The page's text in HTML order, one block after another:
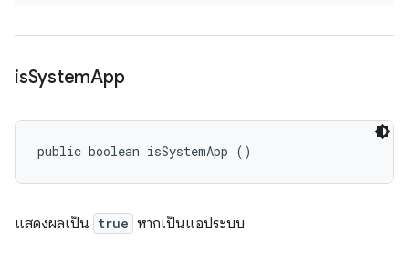
isSystemApp
public boolean isSystemApp ()
แสดงผลเป็น true หากเป็นแอประบบ